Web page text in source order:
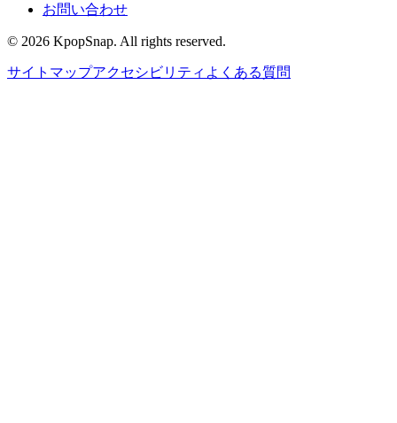
お問い合わせ
© 2026 KpopSnap. All rights reserved.
サイトマップアクセシビリティ よくある質問